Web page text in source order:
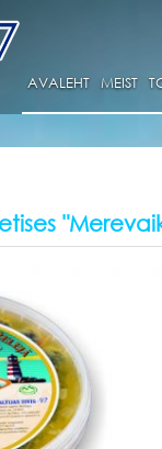
AVALEHT MEIST